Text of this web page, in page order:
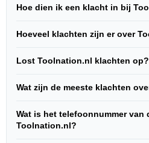
Hoe dien ik een klacht in bij
Hoeveel klachten zijn er over
Lost Toolnation.nl klachten op?
Wat zijn de meeste klachten
Wat is het telefoonnummer van
Toolnation.nl?